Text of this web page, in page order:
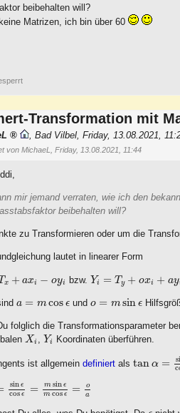
beibehalten will?
Matrizen, ich bin über 60
Transformation mit
,Bad Vilbel,Friday, 13.08.2021,
von MichaeL, Friday, 13.08.2021, 11:44
mir jemand verraten, wie ich den
beibehalten will?
zu Transformieren oder um die
lautet in linearer Form
x + axi − oyi
+ x bzw. Yi = Ty + oxi + ay
Yi y+ ox i
a = mcos ϵ
a =mcosϵ und o = msin ϵ
ϵ
folglich die Transformationsparameter
Xi
Xi , Yi
Yi Koordinaten überführen.
ist allgemeindefiniert alstan α =
sin
sin ϵ
cos ϵ = m sin ϵ
m cos ϵ =
o
a
sinϵcos =msin cos